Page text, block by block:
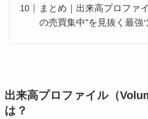
まとめ｜出来高プロファ
の売買集中”を見抜く最強
出来高プロファイル（
は？